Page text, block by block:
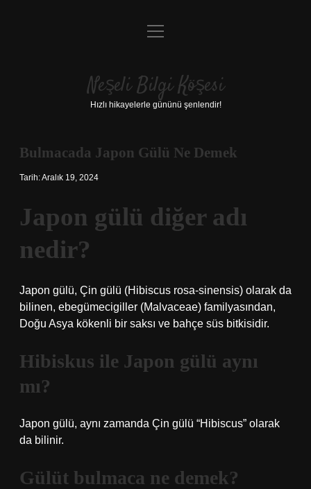
Anasayfa
Yasal Uyarı
menüyü
Neşeli Bilgi Köşesi
Hızlı hikayelerle gününü şenlendir!
Bulmacada Japon Gülü Ne Demek
Tarih: Aralık 19, 2024
Japon gülü diğer adı
nedir?
Japon gülü, Çin gülü (Hibiscus rosa-sinensis) olarak da
bilinen, ebegümecigiller (Malvaceae) familyasından,
Doğu Asya kökenli bir saksı ve bahçe süs bitkisidir.
Hibiskus ile Japon gülü aynı
mı?
Japon gülü, aynı zamanda Çin gülü “Hibiscus” olarak
da bilinir.
Gülüt bulmaca ne demek?